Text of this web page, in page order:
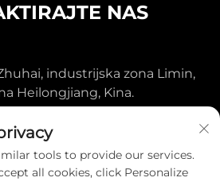
NAS
industrijska zona Limin,
Heilongjiang, Kina.
tools to provide our services.
all cookies, click Personalize